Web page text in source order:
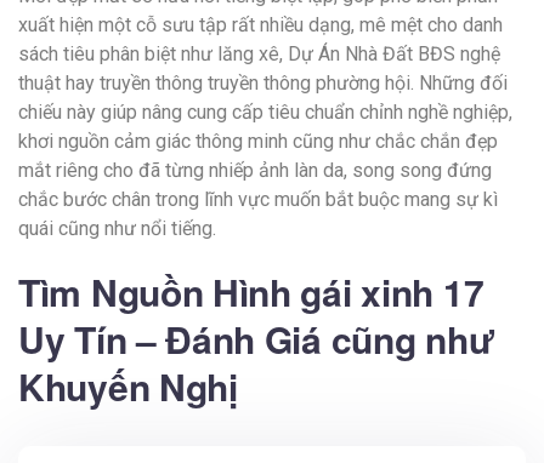
xuất hiện một cỗ sưu tập rất nhiều dạng, mê mệt cho danh
sách tiêu phân biệt như lăng xê, Dự Án Nhà Đất BĐS nghệ
thuật hay truyền thông truyền thông phường hội. Những đối
chiếu này giúp nâng cung cấp tiêu chuẩn chỉnh nghề nghiệp,
khơi nguồn cảm giác thông minh cũng như chắc chắn đẹp
mắt riêng cho đã từng nhiếp ảnh làn da, song song đứng
chắc bước chân trong lĩnh vực muốn bắt buộc mang sự kì
quái cũng như nổi tiếng.
Tìm Nguồn Hình gái xinh 17
Uy Tín – Đánh Giá cũng như
Khuyến Nghị